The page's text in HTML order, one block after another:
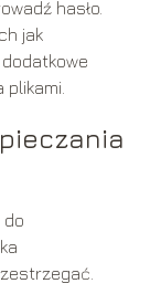
hasło.
jak
do